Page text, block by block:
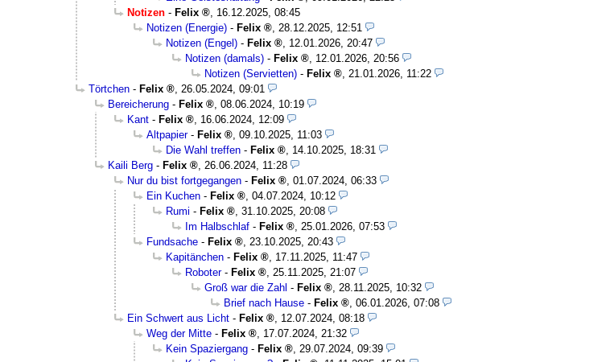
Notizen - Felix
16.12.2025, 08:45
Notizen (Energie) - Felix
28.12.2025, 12:51
Notizen (Engel) - Felix
12.01.2026, 20:47
Notizen (damals) - Felix
12.01.2026, 20:56
Notizen (Servietten) - Felix
21.01.2026, 11:22
Törtchen - Felix
26.05.2024, 09:01
Bereicherung - Felix
08.06.2024, 10:19
Kant - Felix
16.06.2024, 12:09
Altpapier- Felix
09.10.2025, 11:03
Die Wahl treffen - Felix
14.10.2025, 18:31
Kaili Berg - Felix
26.06.2024, 11:28
Nur du bist fortgegangen - Felix
01.07.2024, 06:33
Ein Kuchen - Felix
04.07.2024, 10:12
Rumi - Felix
31.10.2025, 20:08
Im Halbschlaf - Felix
25.01.2026, 07:53
Fundsache - Felix
23.10.2025, 20:43
Kapitänchen - Felix
17.11.2025, 11:47
Roboter- Felix
25.11.2025, 21:07
Groß war die Zahl - Felix
28.11.2025, 10:32
Brief nach Hause - Felix
06.01.2026, 07:08
Ein Schwert aus Licht - Felix
12.07.2024, 08:18
Weg der Mitte - Felix
17.07.2024, 21:32
Kein Spaziergang - Felix
29.07.2024, 09:39